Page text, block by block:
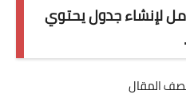
لإنشاء جدول يحتوي
المقال